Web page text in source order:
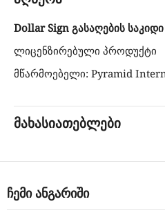
Dollar Sign გასაღების საკიდი
ლიცენზირებული პროდუქტი
მწარმოებელი: Pyramid
მახასიათებლები
ჩემი ანგარიში